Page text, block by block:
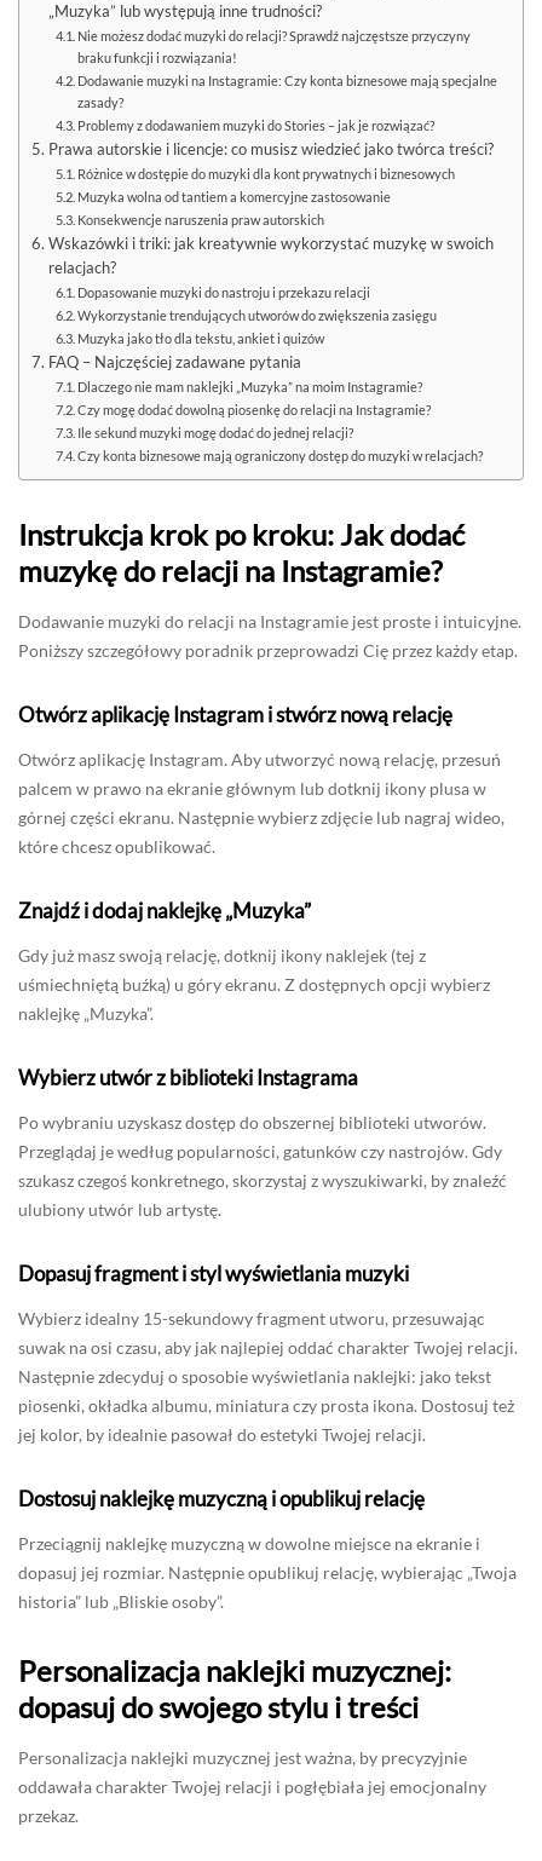
„Muzyka” lub występują inne trudności?
Nie możesz dodać muzyki do relacji? Sprawdź najczęstsze przyczyny
braku funkcji i rozwiązania!
Dodawanie muzyki na Instagramie: Czy konta biznesowe mają specjalne
zasady?
Problemy z dodawaniem muzyki do Stories – jak je rozwiązać?
Prawa autorskie i licencje: co musisz wiedzieć jako twórca treści?
Różnice w dostępie do muzyki dla kont prywatnych i biznesowych
Muzyka wolna od tantiem a komercyjne zastosowanie
Konsekwencje naruszenia praw autorskich
Wskazówki i triki: jak kreatywnie wykorzystać muzykę w swoich
relacjach?
Dopasowanie muzyki do nastroju i przekazu relacji
Wykorzystanie trendujących utworów do zwiększenia zasięgu
Muzyka jako tło dla tekstu, ankiet i quizów
FAQ – Najczęściej zadawane pytania
Dlaczego nie mam naklejki „Muzyka” na moim Instagramie?
Czy mogę dodać dowolną piosenkę do relacji na Instagramie?
Ile sekund muzyki mogę dodać do jednej relacji?
Czy konta biznesowe mają ograniczony dostęp do muzyki w relacjach?
Instrukcja krok po kroku: Jak dodać
muzykę do relacji na Instagramie?
Dodawanie muzyki do relacji na Instagramie jest proste i intuicyjne.
Poniższy szczegółowy poradnik przeprowadzi Cię przez każdy etap.
Otwórz aplikację Instagram i stwórz nową relację
Otwórz aplikację Instagram. Aby utworzyć nową relację, przesuń
palcem w prawo na ekranie głównym lub dotknij ikony plusa w
górnej części ekranu. Następnie wybierz zdjęcie lub nagraj wideo,
które chcesz opublikować.
Znajdź i dodaj naklejkę „Muzyka”
Gdy już masz swoją relację, dotknij ikony naklejek (tej z
uśmiechniętą buźką) u góry ekranu. Z dostępnych opcji wybierz
naklejkę „Muzyka”.
Wybierz utwór z biblioteki Instagrama
Po wybraniu uzyskasz dostęp do obszernej biblioteki utworów.
Przeglądaj je według popularności, gatunków czy nastrojów. Gdy
szukasz czegoś konkretnego, skorzystaj z wyszukiwarki, by znaleźć
ulubiony utwór lub artystę.
Dopasuj fragment i styl wyświetlania muzyki
Wybierz idealny 15-sekundowy fragment utworu, przesuwając
suwak na osi czasu, aby jak najlepiej oddać charakter Twojej relacji.
Następnie zdecyduj o sposobie wyświetlania naklejki: jako tekst
piosenki, okładka albumu, miniatura czy prosta ikona. Dostosuj też
jej kolor, by idealnie pasował do estetyki Twojej relacji.
Dostosuj naklejkę muzyczną i opublikuj relację
Przeciągnij naklejkę muzyczną w dowolne miejsce na ekranie i
dopasuj jej rozmiar. Następnie opublikuj relację, wybierając „Twoja
historia” lub „Bliskie osoby”.
Personalizacja naklejki muzycznej:
dopasuj do swojego stylu i treści
Personalizacja naklejki muzycznej jest ważna, by precyzyjnie
oddawała charakter Twojej relacji i pogłębiała jej emocjonalny
przekaz.